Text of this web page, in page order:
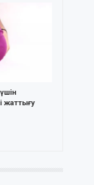
жаттығу